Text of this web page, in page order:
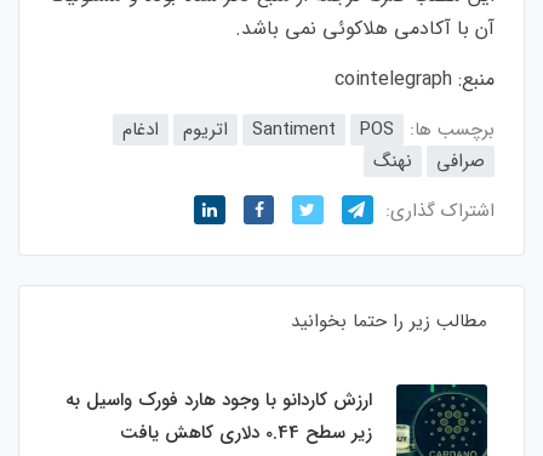
آن با آکادمی هلاکوئی نمی باشد.
منبع: cointelegraph
برچسب ها: POS
Santiment اتریوم
ادغام
صرافی
نهنگ‌
اشتراک گذاری:
مطالب زیر را حتما بخوانید
ارزش کاردانو با وجود هارد فورک واسیل به
زیر سطح 0.44 دلاری کاهش یافت